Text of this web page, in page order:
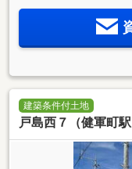
建築条件付土地
戸島西７（健軍町